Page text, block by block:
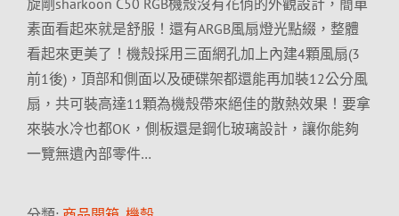
旋剛sharkoon C50 RGB機殼沒有花俏的外觀設計，簡單
素面看起來就是舒服！還有ARGB風扇燈光點綴，整體
看起來更美了！機殼採用三面網孔加上內建4顆風扇(3
前1後)，頂部和側面以及硬碟架都還能再加裝12公分風
扇，共可裝高達11顆為機殼帶來絕佳的散熱效果！要拿
來裝水冷也都OK，側板還是鋼化玻璃設計，讓你能夠
一覽無遺內部零件…